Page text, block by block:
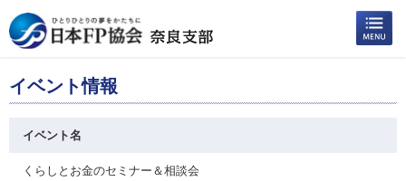
イベント情報
イベント名
くらしとお金のセミナー＆相談会